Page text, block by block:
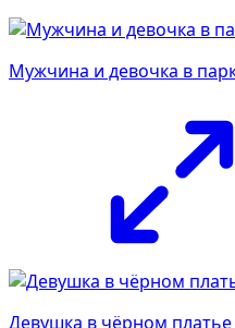
Мужчина и девочка в
Девушка в чёрном платье